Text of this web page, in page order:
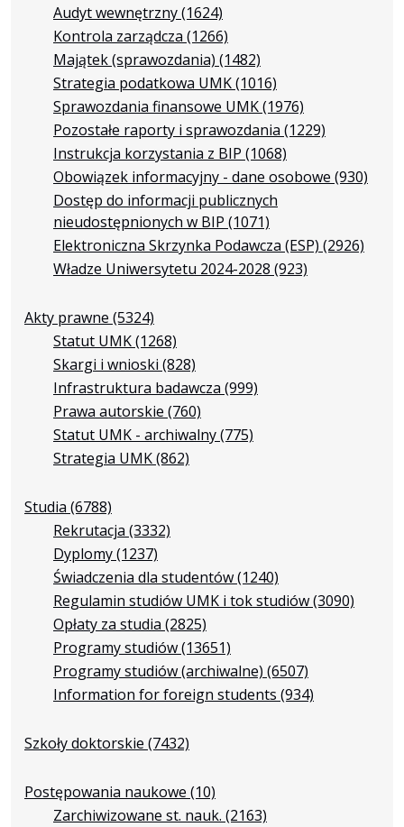
Audyt wewnętrzny(1624)
Kontrola zarządcza (1266)
Majątek (sprawozdania) (1482)
Strategia podatkowa UMK(1016)
Sprawozdania finansowe UMK(1976)
Pozostałe raporty i sprawozdania (1229)
Instrukcja korzystania z BIP (1068)
Obowiązek informacyjny - dane osobowe (930)
Dostęp do informacji publicznych
nieudostępnionych w BIP (1071)
Elektroniczna Skrzynka Podawcza (ESP) (2926)
Władze Uniwersytetu 2024-2028 (923)
Akty prawne (5324)
Statut UMK(1268)
Skargi i wnioski (828)
Infrastruktura badawcza (999)
Prawa autorskie (760)
Statut UMK - archiwalny(775)
Strategia UMK(862)
Studia (6788)
Rekrutacja (3332)
Dyplomy(1237)
Świadczenia dla studentów(1240)
Regulamin studiów UMK i tok studiów(3090)
Opłaty za studia (2825)
Programy studiów(13651)
Programy studiów (archiwalne) (6507)
Information for foreign students (934)
Szkoły doktorskie (7432)
Postępowania naukowe (10)
Zarchiwizowane st. nauk. (2163)